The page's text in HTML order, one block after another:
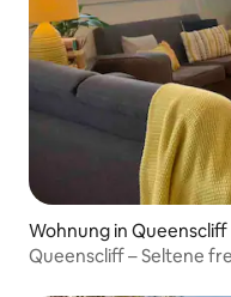
Wohnung in Queenscliff
Queenscliff – Seltene